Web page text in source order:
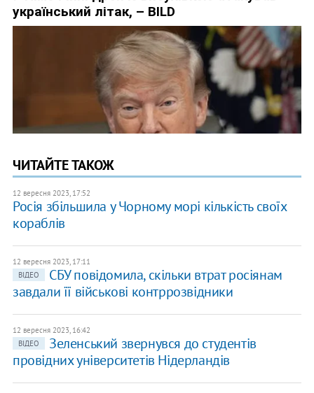
ЧИТАЙТЕ ТАКОЖ
12 вересня 2023, 17:52
Росія збільшила у Чорному морі кількість своїх
кораблів
12 вересня 2023, 17:11
ВІДЕО
СБУ повідомила, скільки втрат росіянам
завдали її військові контррозвідники
12 вересня 2023, 16:42
ВІДЕО
Зеленський звернувся до студентів
провідних університетів Нідерландів